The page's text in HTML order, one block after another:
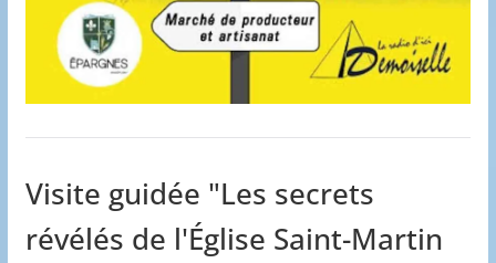
Visite guidée "Les secrets
révélés de l'Église Saint-Martin